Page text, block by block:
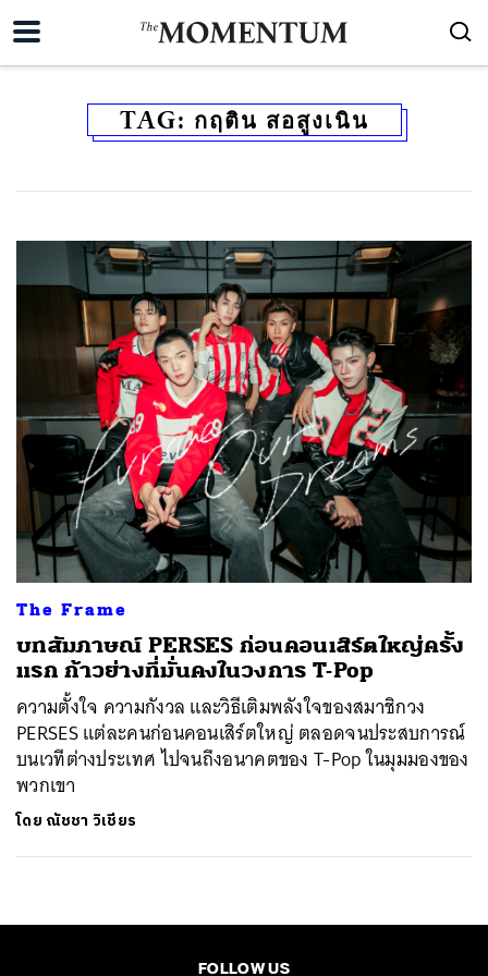
TAG: กฤติน สอสูงเนิน
The Frame
บทสัมภาษณ์ PERSES ก่อนคอนเสิร์ตใหญ่ครั้ง
แรก ก้าวย่างที่มั่นคงในวงการ T-Pop
ความตั้งใจ ความกังวล และวิธีเติมพลังใจของสมาชิกวง
PERSES แต่ละคนก่อนคอนเสิร์ตใหญ่ ตลอดจนประสบการณ์
บนเวทีต่างประเทศ ไปจนถึงอนาคตของ T-Pop ในมุมมองของ
พวกเขา
โดย ณัชชา วิเชียร
FOLLOW US
ค้นหา
SHARE TWEET LINE EMAIL